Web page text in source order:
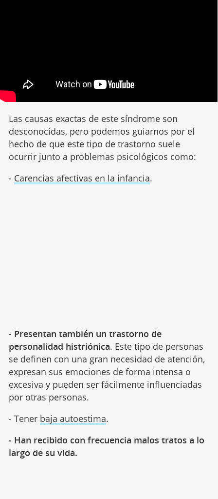
Las causas exactas de este síndrome son
desconocidas, pero podemos guiarnos por el
hecho de que este tipo de trastorno suele
ocurrir junto a problemas psicológicos como:
- Carencias afectivas en la infancia.
- Presentan también un trastorno de
personalidad histriónica. Este tipo de personas
se definen con una gran necesidad de atención,
expresan sus emociones de forma intensa o
excesiva y pueden ser fácilmente influenciadas
por otras personas.
- Tener baja autoestima.
- Han recibido con frecuencia malos tratos a lo
largo de su vida.